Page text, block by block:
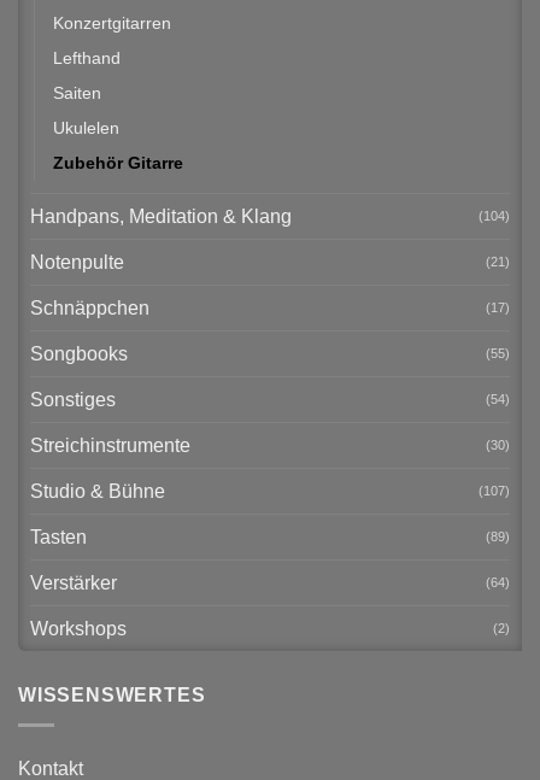
Konzertgitarren
Lefthand
Saiten
Ukulelen
Zubehör Gitarre
Handpans, Meditation & Klang (104)
Notenpulte (21)
Schnäppchen (17)
Songbooks (55)
Sonstiges (54)
Streichinstrumente (30)
Studio & Bühne (107)
Tasten (89)
Verstärker (64)
Workshops (2)
WISSENSWERTES
Kontakt